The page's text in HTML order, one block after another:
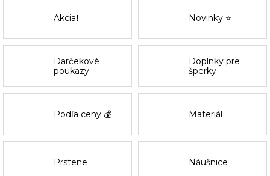
Akcia❗ Novinky ⭐
Darčekové
poukazy
Doplnky pre
šperky
Podľa ceny 💰 Materiál
Prstene Náušnice